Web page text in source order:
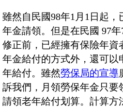
雖然自民國98年1月1日起
年金請領。但是在民國 97
修正前，已經擁有保險年資
年金給付的方式外，還可以
年給付。雖然勞保局的宣導
訴我們，月領勞保年金只要
請領老年給付划算。計算方